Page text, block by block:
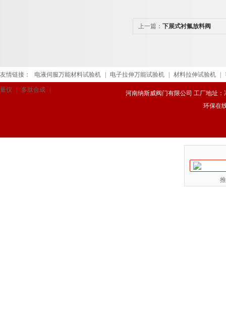
上一篇： 下展式衬氟放料阀
友情链接： 电液伺服万能材料试验机 电子拉伸万能试验机 材料拉伸试验机
量仪 多肽合成
河南纳斯威阀门有限公司 工厂地址：
环保在